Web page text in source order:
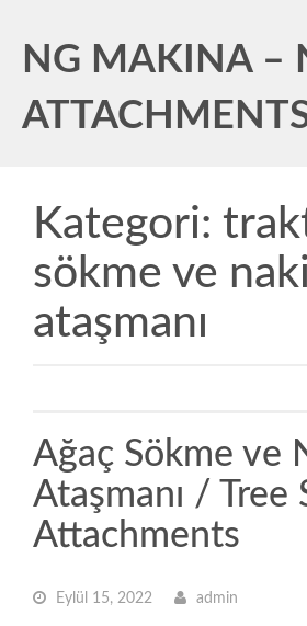
NG MAKINA –
Kategori:
sökme ve nakil
ataşmanı
Ağaç Sökme ve
Ataşmanı / Tree
Attachments
Eylül 15, 2022 admin